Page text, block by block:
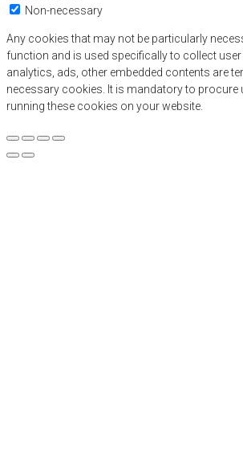
Non-necessary
Any cookies that may not be particularly
function and is used specifically to collect
analytics, ads, other embedded contents are
necessary cookies. It is mandatory to procure
running these cookies on your website.